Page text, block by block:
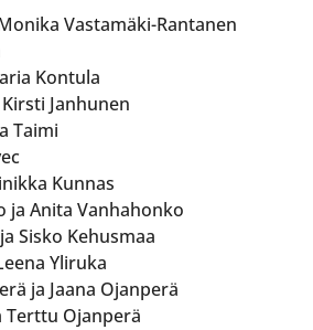
Vastamäki-Rantanen
Kontula
Janhunen
Taimi
Kunnas
ja Anita Vanhahonko
Sisko Kehusmaa
Yliruka
ja Jaana Ojanperä
Terttu Ojanperä